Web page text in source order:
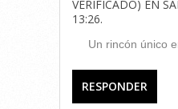
VERIFICADO) EN
13:26.
Un rincón único
RESPONDER